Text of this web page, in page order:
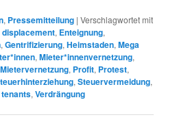
, Pressemitteilung |Verschlagwortet mit
displacement, Enteignung,
,Gentrifizierung,Heimstaden,Mega
,Mieter*innenvernetzung,
Mietervernetzung, Profit, Protest,
,Steuervermeidung,
tenants,Verdrängung